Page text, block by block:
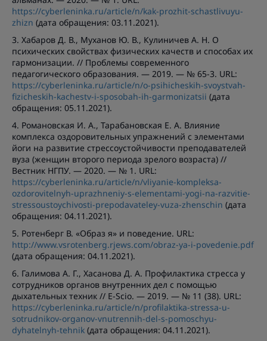
https://cyberleninka.ru/article/n/kak-prozhit-schastlivuyu-
zhizn (дата обращения: 03.11.2021).
3. Хабаров Д. В., Муханов Ю. В., Кулиничев А. Н. О
психических свойствах физических качеств и способах их
гармонизации. // Проблемы современного
педагогического образования. — 2019. — № 65-3. URL:
https://cyberleninka.ru/article/n/o-psihicheskih-svoystvah-
fizicheskih-kachestv-i-sposobah-ih-garmonizatsii (дата
обращения: 05.11.2021).
4. Романовская И. А., Тарабановская Е. А. Влияние
комплекса оздоровительных упражнений с элементами
йоги на развитие стрессоустойчивости преподавателей
вуза (женщин второго периода зрелого возраста) //
Вестник НГПУ. — 2020. — № 1. URL:
https://cyberleninka.ru/article/n/vliyanie-kompleksa-
ozdorovitelnyh-uprazhneniy-s-elementami-yogi-na-razvitie-
stressoustoychivosti-prepodavateley-vuza-zhenschin (дата
обращения: 04.11.2021).
5. Ротенберг В. «Образ я» и поведение. URL:
http://www.vsrotenberg.rjews.com/obraz-ya-i-povedenie.pdf
(дата обращения: 04.11.2021).
6. Галимова А. Г., Хасанова Д. А. Профилактика стресса у
сотрудников органов внутренних дел с помощью
дыхательных техник // E-Scio. — 2019. — № 11 (38). URL:
https://cyberleninka.ru/article/n/profilaktika-stressa-u-
sotrudnikov-organov-vnutrennih-del-s-pomoschyu-
dyhatelnyh-tehnik (дата обращения: 04.11.2021).